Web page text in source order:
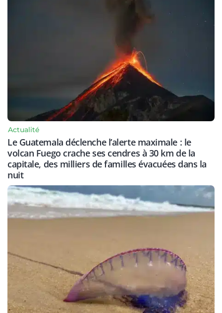
Actualité
Le Guatemala déclenche l’alerte maximale : le
volcan Fuego crache ses cendres à 30 km de la
capitale, des milliers de familles évacuées dans la
nuit